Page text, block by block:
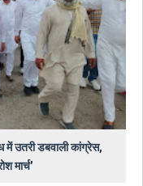
में उतरी डबवाली कांग्रेस,
मार्च'